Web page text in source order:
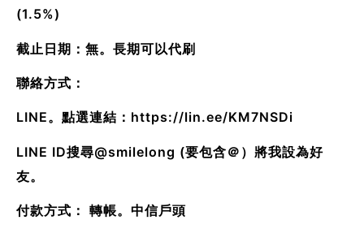
(1.5%)
截止日期：無。長期可以代刷
聯絡方式：
LINE。點選連結： https://lin.ee/KM7NSDi
LINE ID搜尋@smilelong (要包含＠）將我設為好
友。
付款方式： 轉帳。中信戶頭